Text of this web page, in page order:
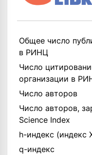
Общее число
в РИНЦ
Число
организации в
Число авторов
Число авторов,
Science Index
h-индекс (индекс
q-индекс